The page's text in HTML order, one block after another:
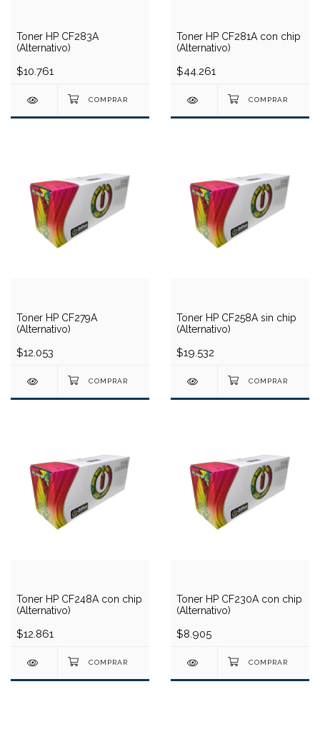
Toner HP CF283A
(Alternativo)
$10.761
Toner HP CF281A con chip
(Alternativo)
$44.261
Toner HP CF279A
(Alternativo)
$12.053
Toner HP CF258A sin chip
(Alternativo)
$19.532
Toner HP CF248A con chip
(Alternativo)
$12.861
Toner HP CF230A con chip
(Alternativo)
$8.905